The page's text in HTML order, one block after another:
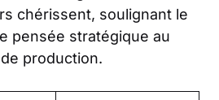
chérissent, soulignant le
pensée stratégique au
production.